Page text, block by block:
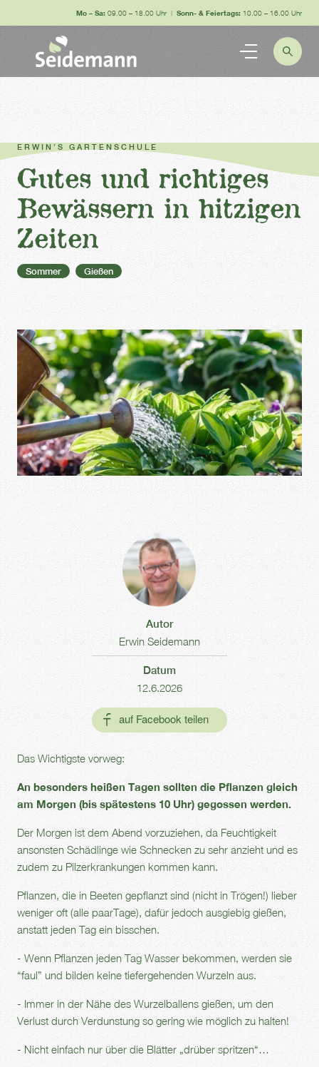
Mo – Sa: 09.00 – 18.00 Uhr | Sonn- & Feiertags: 10.00 – 16.00 Uhr
ERWIN’S GARTENSCHULE
Gutes und richtiges
Bewässern in hitzigen
Zeiten
Sommer Gießen
Das Wichtigste vorweg:
An besonders heißen Tagen sollten die Pflanzen gleich
am Morgen (bis spätestens 10 Uhr) gegossen werden.
Der Morgen ist dem Abend vorzuziehen, da Feuchtigkeit
ansonsten Schädlinge wie Schnecken zu sehr anzieht und es
zudem zu Pilzerkrankungen kommen kann.
Pflanzen, die in Beeten gepflanzt sind (nicht in Trögen!) lieber
weniger oft (alle paarTage), dafür jedoch ausgiebig gießen,
anstatt jeden Tag ein bisschen.
- Wenn Pflanzen jeden Tag Wasser bekommen, werden sie
“faul” und bilden keine tiefergehenden Wurzeln aus.
- Immer in der Nähe des Wurzelballens gießen, um den
Verlust durch Verdunstung so gering wie möglich zu halten!
- Nicht einfach nur über die Blätter „drüber spritzen“…
Autor
Erwin Seidemann
Datum
12.6.2026